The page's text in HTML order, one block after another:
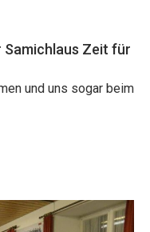
Zeit für
und uns sogar beim